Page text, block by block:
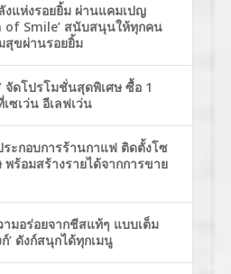
แห่งรอยยิ้ม ผ่านแคมเปญ
of Smile’ สนับสนุนให้ทุกคน
สุขผ่านรอยยิ้ม
จัดโปรโมชั่นสุดพิเศษ ซื้อ 1
ซเว่น อีเลฟเว่น
ะกอบการร้านกาแฟ ติดตั้งโซ
พร้อมสร้างรายได้จากการขาย
มอร่อยจากชีสแท้ๆ แบบเต็ม
’ ดังก์สนุกได้ทุกเมนู